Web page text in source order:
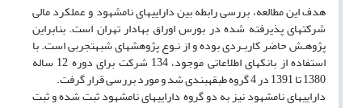
هدف این مطالعه، بررسی رابطه بین دارایی­های نامشهود و عملکرد مالی
شرکت­های پذیرفته شده در بورس اوراق بهادار تهران است. بنابراین
پژوهـش حاضر کاربـردی بوده و از نـوع پژوهش­های شبه­تجربی است. با
استفاده از بانک­های اطلاعاتی موجود، 134 شرکت برای دوره 12 ساله
1380 تا 1391 در 4 گروه طبقه­بندی شد و مورد بررسی قرار گرفت.
دارایی­های نامشهود نیز به دو گروه دارایی­های نامشهود ثبت شده و ثبت